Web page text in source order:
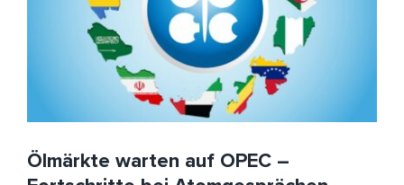
Ölmärkte warten auf OPEC – Fortschritte bei
Atomgesprächen – Heizöl etwas günstiger
EU HeizölNews Iran OPEC Strafzölle USA
Ölmärkte warten auf OPEC –